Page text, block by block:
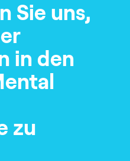
Sie uns,
in den
zu